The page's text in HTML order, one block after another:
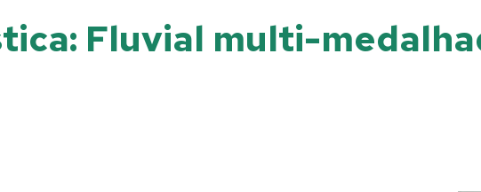
Fluvial multi-